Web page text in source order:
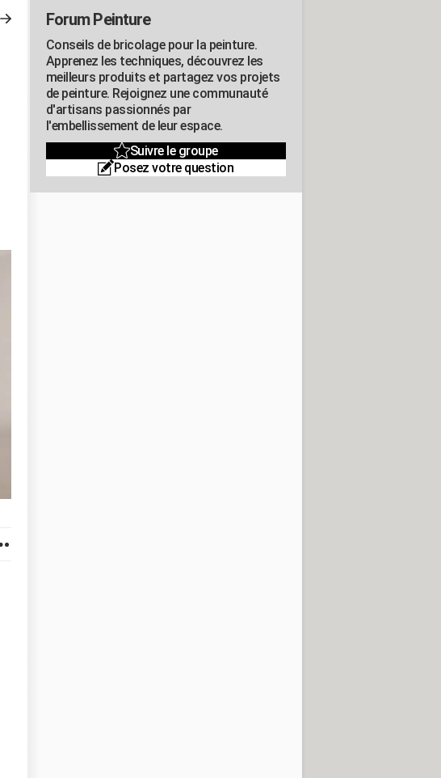
Forum Peinture
Conseils de bricolage pour la peinture.
Apprenez les techniques, découvrez les
meilleurs produits et partagez vos projets
de peinture. Rejoignez une communauté
d'artisans passionnés par
l'embellissement de leur espace.
Suivre le groupe
Posez votre question